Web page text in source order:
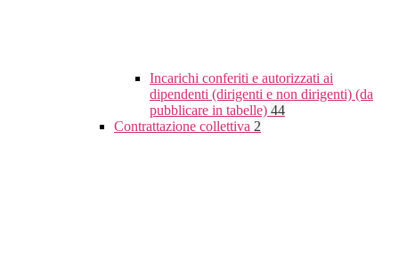
Incarichi conferiti e autorizzati ai
dipendenti (dirigenti e non dirigenti) (da
pubblicare in tabelle) 44
Contrattazione collettiva 2